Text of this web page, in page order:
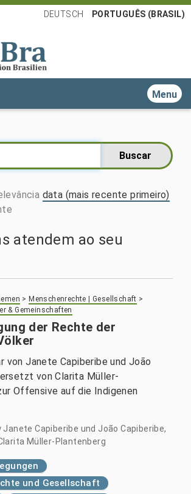
DEUTSCH PORTUGUÊS (BRASIL)
Toggle
data (mais recente primeiro)
atendem ao seu
> Menschenrechte | Gesellschaft >
& Gemeinschaften
der Rechte der
von Janete Capiberibe und João
von Clarita Müller-
Offensive auf die Indigenen
Janete Capiberibe und João Capiberibe,
Müller-Plantenberg
und Gesellschaft